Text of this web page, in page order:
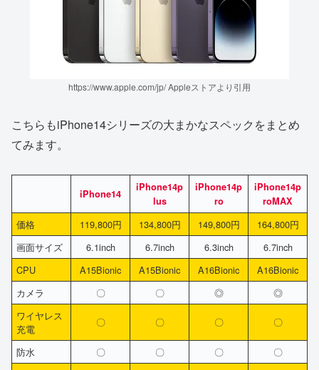
https://www.apple.com/jp/ Appleストアより引用
こちらもiPhone14シリーズの大まかなスペックをまとめ
てみます。
iPhone14
iPhone14p
lus
iPhone14p
ro
iPhone14p
roMAX
価格 119,800円 134,800円 149,800円
164,800円
画面サイズ
6.1inch 6.7inch 6.3inch
6.7inch
CPU
A15Bionic A15Bionic A16Bionic
A16Bionic
カメラ
〇 〇 ◎
◎
ワイヤレス
充電
〇 〇 〇 〇
防水 〇 〇 〇
〇